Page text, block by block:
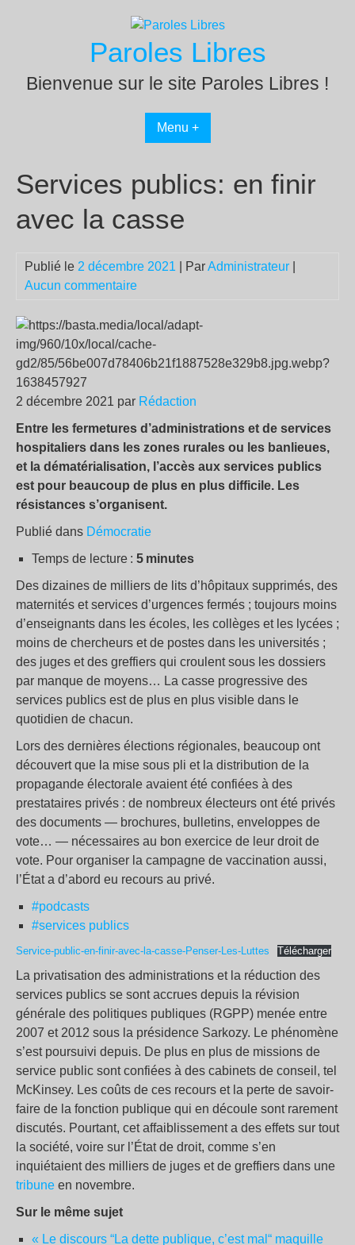
Paroles Libres
Bienvenue sur le site Paroles Libres !
Menu +
Services publics: en finir
avec la casse
Publié le 2 décembre 2021 | ParAdministrateur
Aucun commentaire
2 décembre 2021 par Rédaction
Entre les fermetures d’administrations et de services
hospitaliers dans les zones rurales ou les banlieues,
et la dématérialisation, l’accès aux services publics
est pour beaucoup de plus en plus difficile. Les
résistances s’organisent.
Publié dans Démocratie
Temps de lecture : 5 minutes
Des dizaines de milliers de lits d’hôpitaux supprimés, des
maternités et services d’urgences fermés ; toujours moins
d’enseignants dans les écoles, les collèges et les lycées ;
moins de chercheurs et de postes dans les universités ;
des juges et des greffiers qui croulent sous les dossiers
par manque de moyens… La casse progressive des
services publics est de plus en plus visible dans le
quotidien de chacun.
Lors des dernières élections régionales, beaucoup ont
découvert que la mise sous pli et la distribution de la
propagande électorale avaient été confiées à des
prestataires privés : de nombreux électeurs ont été privés
des documents — brochures, bulletins, enveloppes de
vote… — nécessaires au bon exercice de leur droit de
vote. Pour organiser la campagne de vaccination aussi,
l’État a d’abord eu recours au privé.
#podcasts
#services publics
Service-public-en-finir-avec-la-casse-Penser-Les-Luttes Télécharger
La privatisation des administrations et la réduction des
services publics se sont accrues depuis la révision
générale des politiques publiques (RGPP) menée entre
2007 et 2012 sous la présidence Sarkozy. Le phénomène
s’est poursuivi depuis. De plus en plus de missions de
service public sont confiées à des cabinets de conseil, tel
McKinsey. Les coûts de ces recours et la perte de savoir-
faire de la fonction publique qui en découle sont rarement
discutés. Pourtant, cet affaiblissement a des effets sur tout
la société, voire sur l’État de droit, comme s’en
inquiétaient des milliers de juges et de greffiers dans une
tribune en novembre.
Sur le même sujet
« Le discours “La dette publique, c’est mal“ maquille